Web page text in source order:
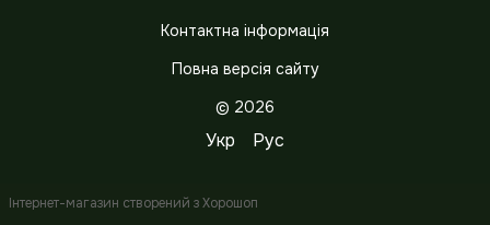
Контактна інформація
Повна версія сайту
© 2026
Укр Рус
Інтернет-магазин створений з Хорошоп